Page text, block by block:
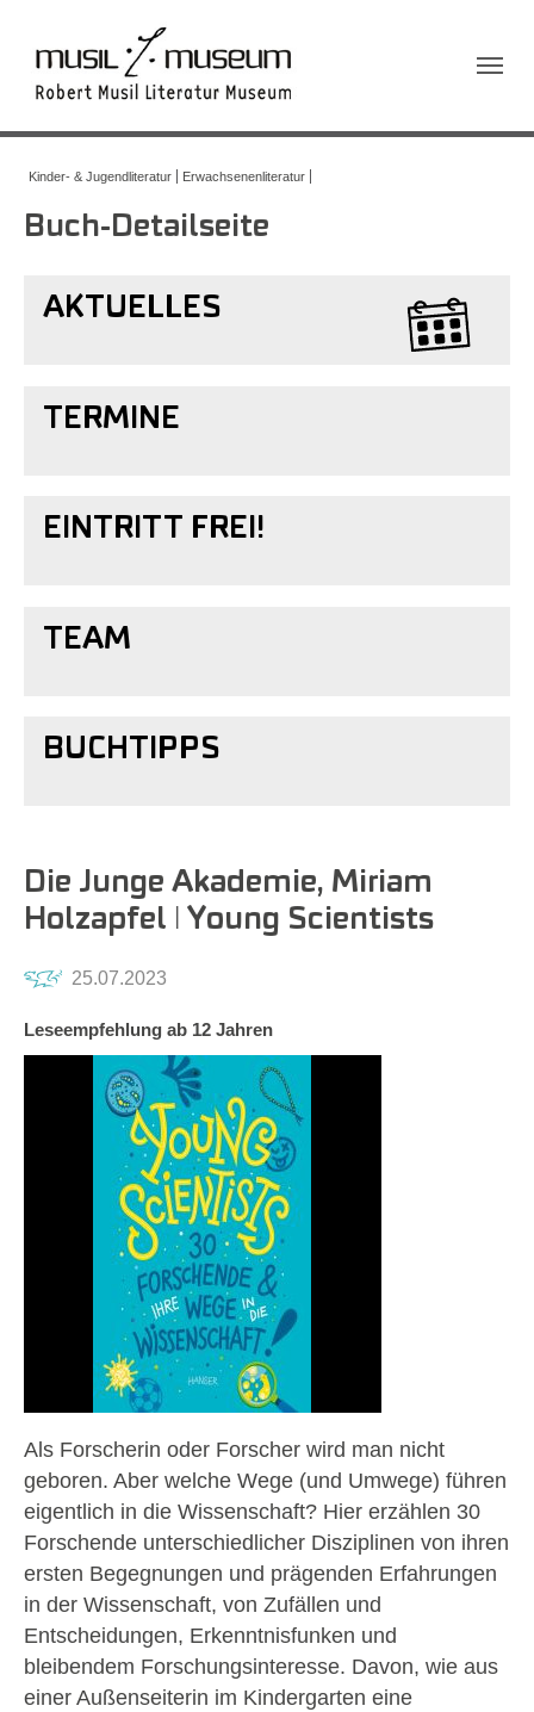
Kinder- & Jugendliteratur Erwachsenenliteratur
Buch-Detailseite
AKTUELLES
TERMINE
EINTRITT FREI!
TEAM
BUCHTIPPS
Die Junge Akademie, Miriam
Holzapfel ǀ Young Scientists
25.07.2023
Leseempfehlung ab 12 Jahren
Als Forscherin oder Forscher wird man nicht
geboren. Aber welche Wege (und Umwege) führen
eigentlich in die Wissenschaft? Hier erzählen 30
Forschende unterschiedlicher Disziplinen von ihren
ersten Begegnungen und prägenden Erfahrungen
in der Wissenschaft, von Zufällen und
Entscheidungen, Erkenntnisfunken und
bleibendem Forschungsinteresse. Davon, wie aus
einer Außenseiterin im Kindergarten eine